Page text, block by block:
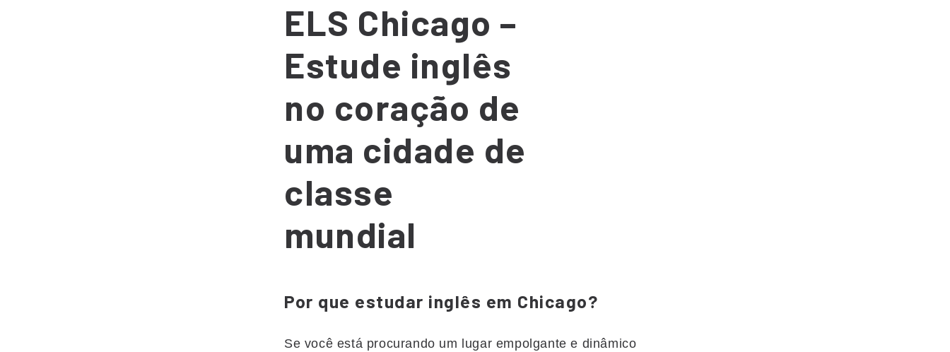
ELS Chicago –
Estude inglês
no coração de
uma cidade de
classe
mundial
Por que estudar inglês em Chicago?
Se você está procurando um lugar empolgante e dinâmico